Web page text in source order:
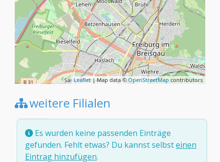
Leaflet| Map data ©OpenStreetMap contributors
weitere Filialen
Es wurden keine passenden Einträge
gefunden. Fehlt etwas? Du kannst selbsteinen
Eintrag hinzufügen.